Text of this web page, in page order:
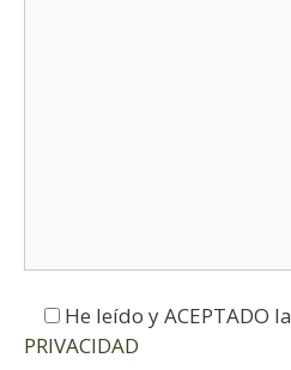
He leído y ACEPTADO la
PRIVACIDAD